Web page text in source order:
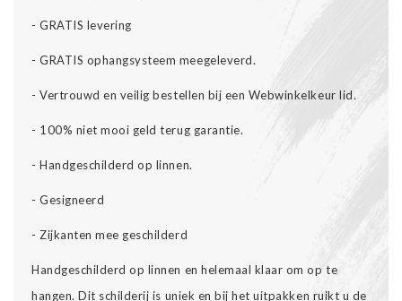
- GRATIS levering
- GRATIS ophangsysteem meegeleverd.
- Vertrouwd en veilig bestellen bij een Webwinkelkeur lid.
- 100% niet mooi geld terug garantie.
- Handgeschilderd op linnen.
- Gesigneerd
- Zijkanten mee geschilderd
Handgeschilderd op linnen en helemaal klaar om op te
hangen. Dit schilderij is uniek en bij het uitpakken ruikt u de